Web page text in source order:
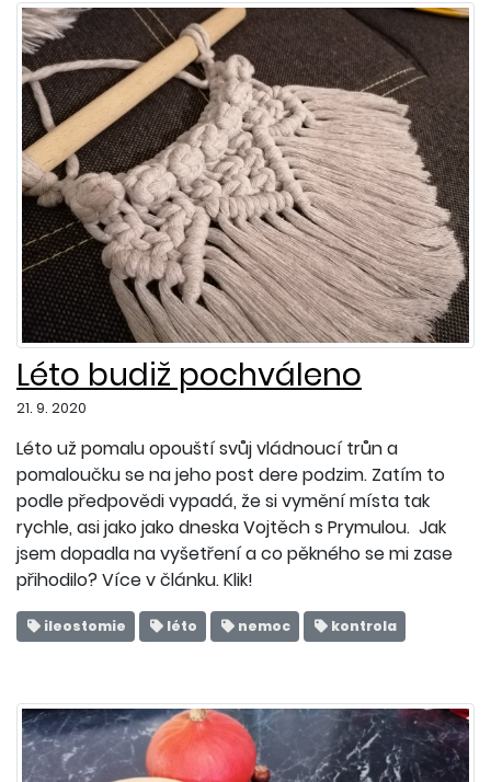
Léto budiž pochváleno
21. 9. 2020
Léto už pomalu opouští svůj vládnoucí trůn a
pomaloučku se na jeho post dere podzim. Zatím to
podle předpovědi vypadá, že si vymění místa tak
rychle, asi jako jako dneska Vojtěch s Prymulou. Jak
jsem dopadla na vyšetření a co pěkného se mi zase
přihodilo? Více v článku. Klik!
ileostomie léto nemoc kontrola